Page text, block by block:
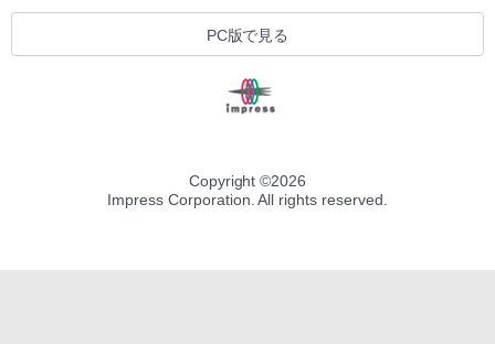
PC版で見る
Copyright ©2026
Impress Corporation. All rights reserved.